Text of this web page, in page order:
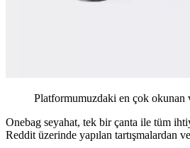
Platformumuzdaki en çok
Onebag seyahat, tek bir çanta ile tüm
Reddit üzerinde yapılan tartışmalardan